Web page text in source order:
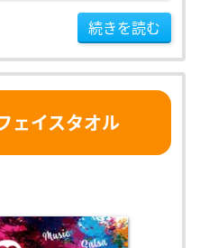
続きを読む
ェイスタオル